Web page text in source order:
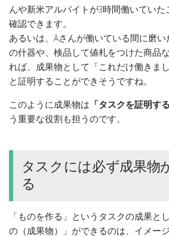
んや新米アルバイトが3時間働いていた
確認できます。
あるいは、Aさんが働いている間に磨い
の什器や、検品して値札をつけた商品
れば、成果物として「これだけ働きまし
と証明することができそうですね。
このように成果物は 「タスクを証明する
う重要な役割も担うのです。
タスクには必ず成果物
る
「ものを作る」というタスクの成果と
の（成果物）」ができるのは、イメー